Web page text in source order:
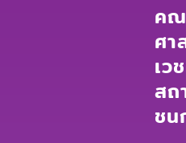
ค
ศา
เว
สถ
ชน